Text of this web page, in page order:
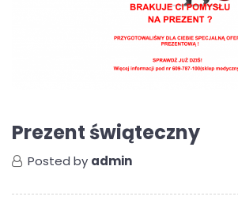
Prezent świąteczny
Posted by admin